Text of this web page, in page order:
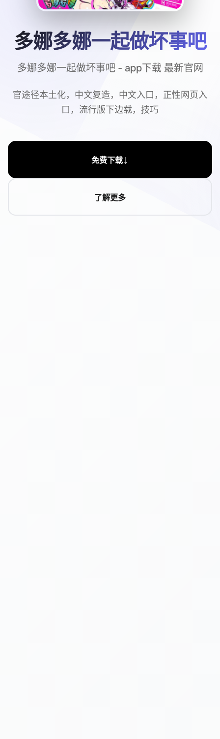
多娜多娜一起做坏事吧
多娜多娜一起做坏事吧 - app下载 最新官网
官途径本土化，中文复造，中文入口，正性网页入
口，流行版下边载，技巧
免费下载↓
了解更多